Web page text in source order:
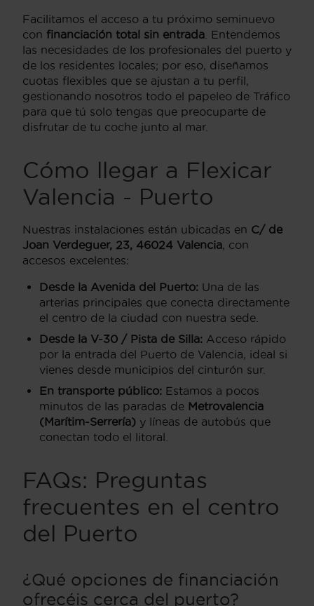
Facilitamos el acceso a tu próximo seminuevo
con financiación total sin entrada . Entendemos
las necesidades de los profesionales del puerto y
de los residentes locales; por eso, diseñamos
cuotas flexibles que se ajustan a tu perfil,
gestionando nosotros todo el papeleo de Tráfico
para que tú solo tengas que preocuparte de
disfrutar de tu coche junto al mar.
Cómo llegar a Flexicar
Valencia - Puerto
Nuestras instalaciones están ubicadas en C/ de
Joan Verdeguer, 23, 46024 Valencia , con
accesos excelentes:
Desde la Avenida del Puerto: Una de las
arterias principales que conecta directamente
el centro de la ciudad con nuestra sede.
Desde la V-30 / Pista de Silla: Acceso rápido
por la entrada del Puerto de Valencia, ideal si
vienes desde municipios del cinturón sur.
En transporte público: Estamos a pocos
minutos de las paradas de Metrovalencia
(Marítim-Serrería) y líneas de autobús que
conectan todo el litoral.
FAQs: Preguntas
frecuentes en el centro
del Puerto
¿Qué opciones de financiación
ofrecéis cerca del puerto?